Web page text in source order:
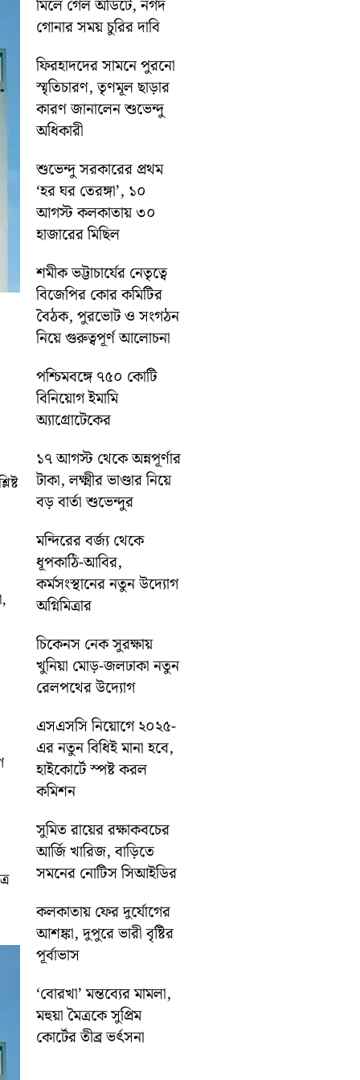
মিলে গেল অডিটে, নগদ
গোনার সময় চুরির দাবি
ফিরহাদদের সামনে পুরনো
স্মৃতিচারণ, তৃণমূল ছাড়ার
কারণ জানালেন শুভেন্দু
অধিকারী
শুভেন্দু সরকারের প্রথম
‘হর ঘর তেরঙ্গা’, ১০
আগস্ট কলকাতায় ৩০
হাজারের মিছিল
শমীক ভট্টাচার্যের নেতৃত্বে
বিজেপির কোর কমিটির
বৈঠক, পুরভোট ও সংগঠন
নিয়ে গুরুত্বপূর্ণ আলোচনা
পশ্চিমবঙ্গে ৭৫০ কোটি
বিনিয়োগ ইমামি
অ্যাগ্রোটেকের
১৭ আগস্ট থেকে অন্নপূর্ণার
টাকা, লক্ষ্মীর ভাণ্ডার নিয়ে
বড় বার্তা শুভেন্দুর
মন্দিরের বর্জ্য থেকে
ধূপকাঠি-আবির,
কর্মসংস্থানের নতুন উদ্যোগ
অগ্নিমিত্রার
চিকেনস নেক সুরক্ষায়
খুনিয়া মোড়-জলঢাকা নতুন
রেলপথের উদ্যোগ
এসএসসি নিয়োগে ২০২৫-
এর নতুন বিধিই মানা হবে,
হাইকোর্টে স্পষ্ট করল
কমিশন
সুমিত রায়ের রক্ষাকবচের
আর্জি খারিজ, বাড়িতে
সমনের নোটিস সিআইডির
কলকাতায় ফের দুর্যোগের
আশঙ্কা, দুপুরে ভারী বৃষ্টির
পূর্বাভাস
‘বোরখা’ মন্তব্যের মামলা,
মহুয়া মৈত্রকে সুপ্রিম
কোর্টের তীব্র ভর্ৎসনা